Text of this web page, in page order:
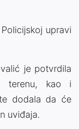
upravi
je potvrdila
terenu, kao i
dodala da će
uviđaja.